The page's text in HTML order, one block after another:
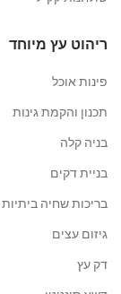
ריהוט עץ מיוחד
פינות אוכל
תכנון והקמת גינות
בניה קלה
בניית דקים
בריכות שחיה ביתיות
גיזום עצים
דק עץ